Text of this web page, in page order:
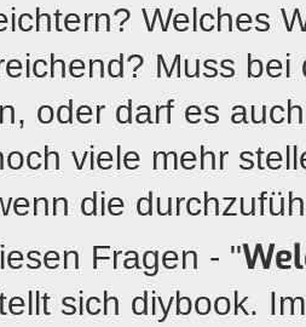
Welches
Muss
oder darf es
viele mehr
die
Fragen - "
sich diybook.